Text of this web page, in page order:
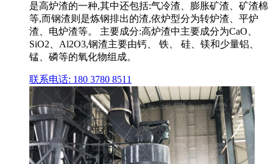
是高炉渣的一种,其中还包括:气冷渣、膨胀矿渣、矿渣棉
等,而钢渣则是炼钢排出的渣,依炉型分为转炉渣、平炉
渣、电炉渣等。 主要成分:高炉渣中主要成分为CaO、
SiO2、Al2O3,钢渣主要由钙、 铁、 硅、镁和少量铝、
锰、磷等的氧化物组成。
联系电话: 180 3780 8511